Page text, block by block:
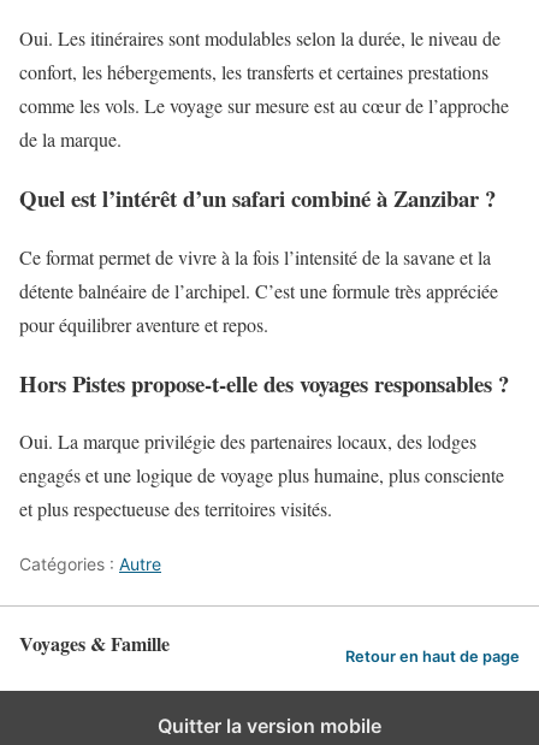
Oui. Les itinéraires sont modulables selon la durée, le niveau de
confort, les hébergements, les transferts et certaines prestations
comme les vols. Le voyage sur mesure est au cœur de l’approche
de la marque.
Quel est l’intérêt d’un safari combiné à Zanzibar ?
Ce format permet de vivre à la fois l’intensité de la savane et la
détente balnéaire de l’archipel. C’est une formule très appréciée
pour équilibrer aventure et repos.
Hors Pistes propose-t-elle des voyages responsables ?
Oui. La marque privilégie des partenaires locaux, des lodges
engagés et une logique de voyage plus humaine, plus consciente
et plus respectueuse des territoires visités.
Catégories : Autre
Voyages & Famille Retour en haut de page
Quitter la version mobile